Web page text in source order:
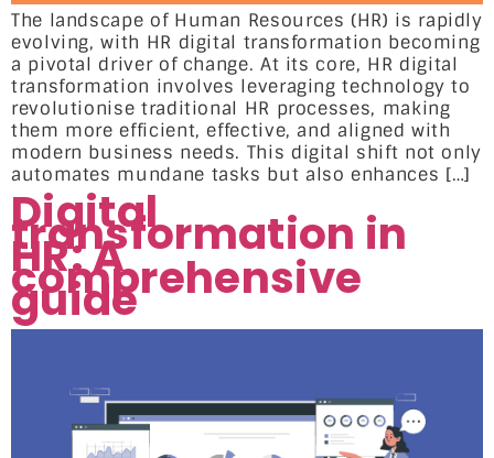
The landscape of Human Resources (HR) is rapidly
evolving, with HR digital transformation becoming
a pivotal driver of change. At its core, HR digital
transformation involves leveraging technology to
revolutionise traditional HR processes, making
them more efficient, effective, and aligned with
modern business needs. This digital shift not only
automates mundane tasks but also enhances […]
Digital
transformation in
HR: A
comprehensive
guide